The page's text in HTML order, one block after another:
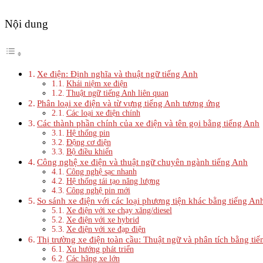
Nội dung
Xe điện: Định nghĩa và thuật ngữ tiếng Anh
Khái niệm xe điện
Thuật ngữ tiếng Anh liên quan
Phân loại xe điện và từ vựng tiếng Anh tương ứng
Các loại xe điện chính
Các thành phần chính của xe điện và tên gọi bằng tiếng Anh
Hệ thống pin
Động cơ điện
Bộ điều khiển
Công nghệ xe điện và thuật ngữ chuyên ngành tiếng Anh
Công nghệ sạc nhanh
Hệ thống tái tạo năng lượng
Công nghệ pin mới
So sánh xe điện với các loại phương tiện khác bằng tiếng
Xe điện với xe chạy xăng/diesel
Xe điện với xe hybrid
Xe điện với xe đạp điện
Thị trường xe điện toàn cầu: Thuật ngữ và phân tích bằng
Xu hướng phát triển
Các hãng xe lớn